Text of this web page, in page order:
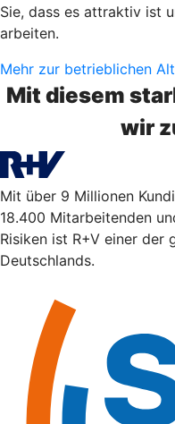
Sie, dass es attraktiv ist
arbeiten.
Mehr zur betrieblichen
Mit diesem
wir
Mit über 9 Millionen
18.400 Mitarbeitenden
Risiken ist R+V einer der
Deutschlands.